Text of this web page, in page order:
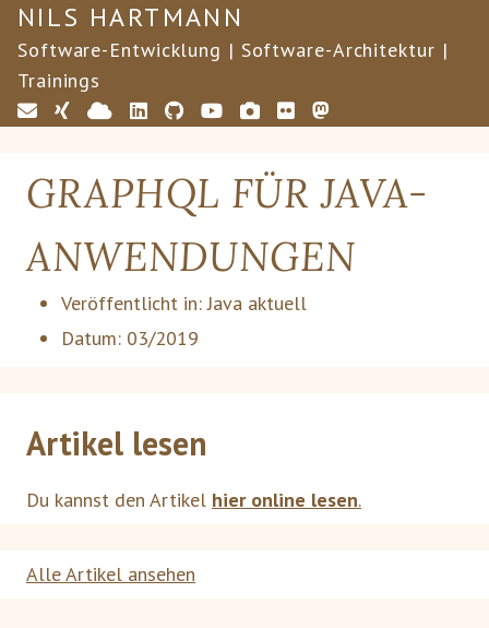
NILS HARTMANN
Software-Entwicklung | Software-Architektur |
Trainings
GRAPHQL FÜR JAVA-
ANWENDUNGEN
Veröffentlicht in:Java aktuell
Datum: 03/2019
Artikel lesen
Du kannst den Artikel hier online lesen.
Alle Artikel ansehen